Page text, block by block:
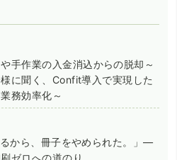
手作業の入金消込からの脱却～
に聞く、Confit導入で実現した
務効率化～
から、冊子をやめられた。」―
ゼロへの道のり